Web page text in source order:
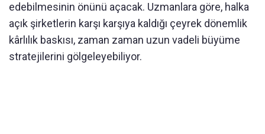
edebilmesinin önünü açacak. Uzmanlara göre, halka
açık şirketlerin karşı karşıya kaldığı çeyrek dönemlik
kârlılık baskısı, zaman zaman uzun vadeli büyüme
stratejilerini gölgeleyebiliyor.